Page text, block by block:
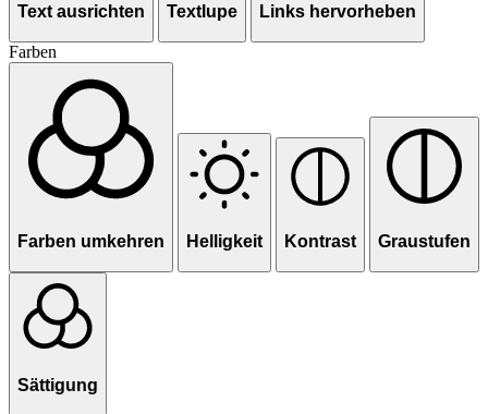
Text ausrichten Textlupe Links hervorheben
Farben
Farben umkehren Helligkeit Kontrast Graustufen
Sättigung